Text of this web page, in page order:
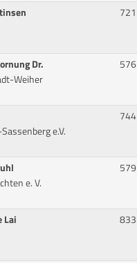
721
Dr.
Weiher
576
e.V.
744
e. V.
579
Lai
833